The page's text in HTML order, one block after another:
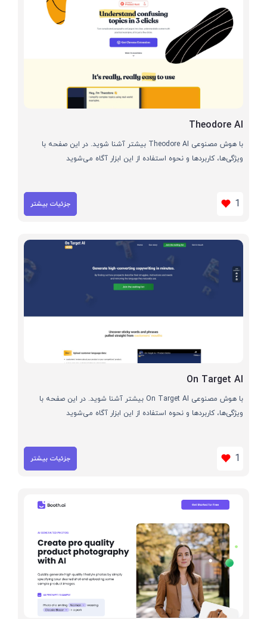
Theodore AI
با هوش مصنوعی Theodore AI بیشتر آشنا شوید. در این صفحه با
ویژگی‌ها، کاربردها و نحوه استفاده از این ابزار آگاه می‌شوید
1 جزئیات بیشتر
On Target AI
با هوش مصنوعی On Target AI بیشتر آشنا شوید. در این صفحه با
ویژگی‌ها، کاربردها و نحوه استفاده از این ابزار آگاه می‌شوید
1 جزئیات بیشتر